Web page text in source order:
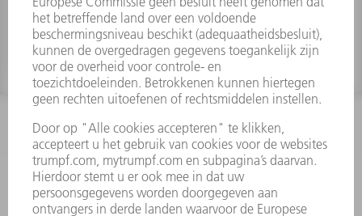
INFORMATIE
Veel gestelde vragen
Algemene voorwaarden
CONTACT